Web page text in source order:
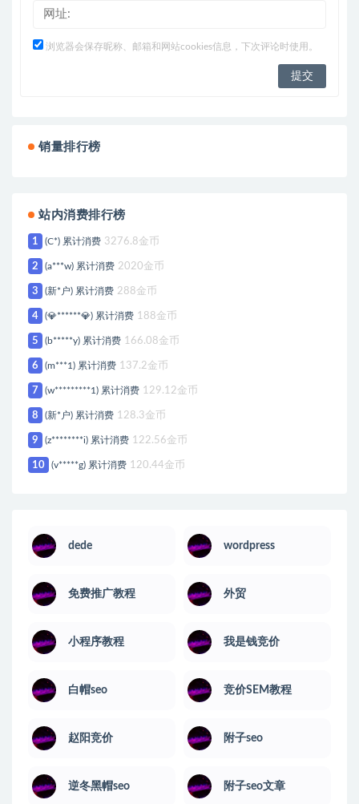
浏览器会保存昵称、邮箱和网站cookies信息，下次评论时使用。
销量排行榜
站内消费排行榜
1 (C*) 累计消费 3276.8金币
2 (a***w) 累计消费 2020金币
3 (新*户) 累计消费 288金币
4 (💎******💎) 累计消费 188金币
5 (b*****y) 累计消费 166.08金币
6 (m***1) 累计消费 137.2金币
7 (w*********1) 累计消费 129.12金币
8 (新*户) 累计消费 128.3金币
9 (z********i) 累计消费 122.56金币
10 (v*****g) 累计消费 120.44金币
dede wordpress
免费推广教程 外贸
小程序教程 我是钱竞价
白帽seo 竞价SEM教程
赵阳竞价 附子seo
逆冬黑帽seo 附子seo文章